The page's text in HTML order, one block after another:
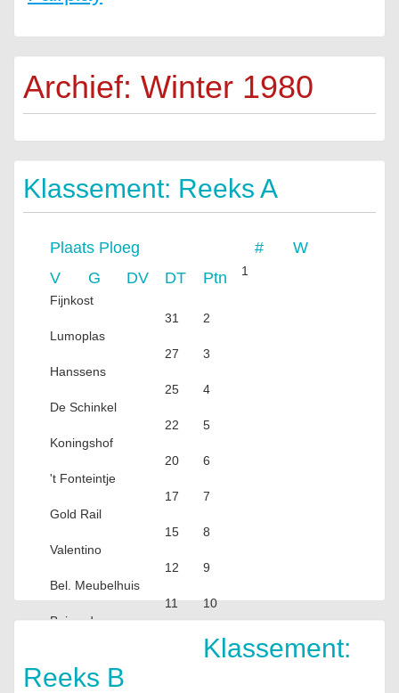
Archief: Winter 1980
Klassement: Reeks A
Plaats Ploeg #
W
V
G DV DT Ptn 1
Fijnkost
31
2
Lumoplas
27
3
Hanssens
25
4
De Schinkel
22
5
Koningshof
20
6
't Fonteintje
17
7
Gold Rail
15
8
Valentino
12
9
Bel. Meubelhuis
11
10
Beiaard
Klassement:
Reeks B